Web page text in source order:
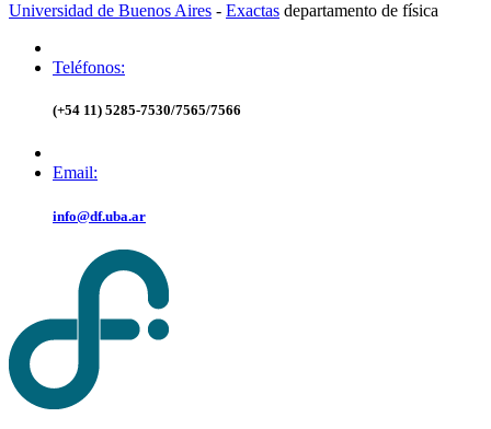
Universidad de Buenos Aires - Exactas departamento de física
Teléfonos:
(+54 11) 5285-7530/7565/7566
Email:
info@df.uba.ar